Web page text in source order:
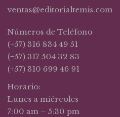
ventas@editorialtemis.com
Números de Teléfono
(+57) 316 834 49 51
(+57) 317 504 32 83
(+57) 310 699 46 91
Horario:
Lunes a miércoles
7:00 am – 5:30 pm